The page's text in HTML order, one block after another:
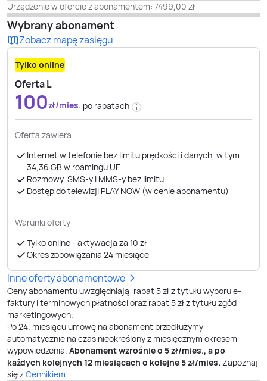
Urządzenie w ofercie z abonamentem: 7499,00 zł
Wybrany abonament
Zobacz mapę zasięgu
Tylko online
Oferta L
100zł/mies. po rabatach
Oferta zawiera
Internet w telefonie bez limitu prędkości i danych, w tym
34,36 GB ​​​​​​​w roamingu UE
Rozmowy, SMS-y i MMS-y bez limitu
Dostęp do telewizji PLAY NOW (w cenie abonamentu)
Warunki oferty
Tylko online - aktywacja za 10 zł
Okres zobowiązania 24 miesiące
Inne oferty abonamentowe
Ceny abonamentu uwzględniają: rabat 5 zł z tytułu wyboru e-
faktury i terminowych płatności oraz rabat 5 zł z tytułu zgód
marketingowych.
Po24. miesiącu umowę na abonament przedłużymy
automatycznie na czas nieokreślony z miesięcznym okresem
wypowiedzenia. Abonament wzrośnie o 5zł/mies., a po
każdych kolejnych 12 miesiącach o kolejne5zł/mies. Zapoznaj
się zCennikiem.